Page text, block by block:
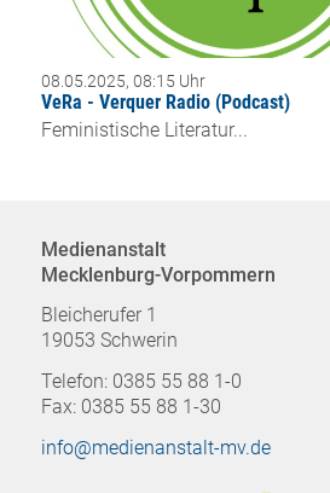
08.05.2025, 08:15 Uhr
VeRa - Verquer Radio (Podcast)
Feministische Literatur...
Medienanstalt
Mecklenburg-Vorpommern
Bleicherufer 1
19053 Schwerin
Telefon: 0385 55 88 1-0
Fax: 0385 55 88 1-30
info@medienanstalt-mv.de